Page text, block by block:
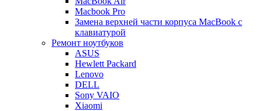
Macbook Pro
Замена верхней части корпуса MacBook с
клавиатурой
Ремонт ноутбуков
ASUS
Hewlett Packard
Lenovo
DELL
Sony VAIO
Xiaomi